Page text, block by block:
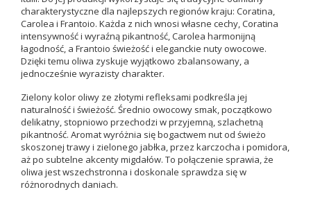
charakterystyczne dla najlepszych regionów kraju: Coratina,
Carolea i Frantoio. Każda z nich wnosi własne cechy, Coratina
intensywność i wyraźną pikantność, Carolea harmonijną
łagodność, a Frantoio świeżość i eleganckie nuty owocowe.
Dzięki temu oliwa zyskuje wyjątkowo zbalansowany, a
jednocześnie wyrazisty charakter.
Zielony kolor oliwy ze złotymi refleksami podkreśla jej
naturalność i świeżość. Średnio owocowy smak, początkowo
delikatny, stopniowo przechodzi w przyjemną, szlachetną
pikantność. Aromat wyróżnia się bogactwem nut od świeżo
skoszonej trawy i zielonego jabłka, przez karczocha i pomidora,
aż po subtelne akcenty migdałów. To połączenie sprawia, że
oliwa jest wszechstronna i doskonale sprawdza się w
różnorodnych daniach.